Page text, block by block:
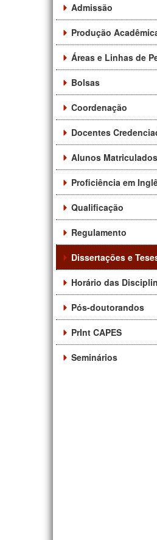
Admissão
Produção
Áreas e Linhas de
Bolsas
Coordenação
Docentes
Alunos Matriculados
Proficiência em
Qualificação
Regulamento
Dissertações e
Horário das
Pós-doutorandos
PrInt CAPES
Seminários